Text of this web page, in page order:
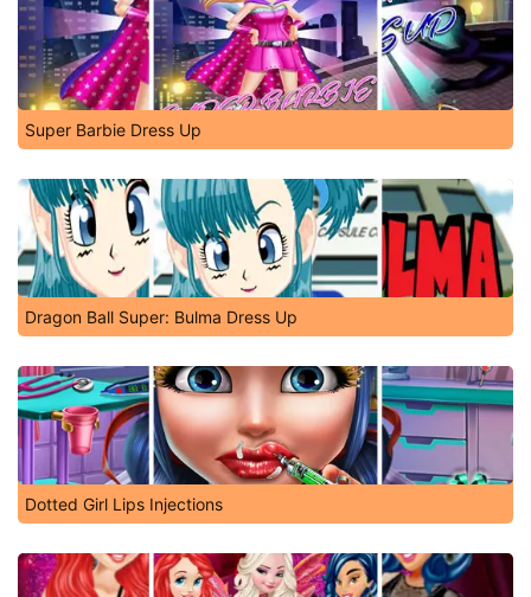
Super Barbie Dress Up
Dragon Ball Super: Bulma Dress Up
Dotted Girl Lips Injections